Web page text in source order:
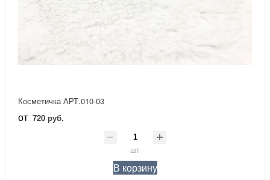
Косметичка АРТ.010-03
от 720 руб.
шт
В корзину